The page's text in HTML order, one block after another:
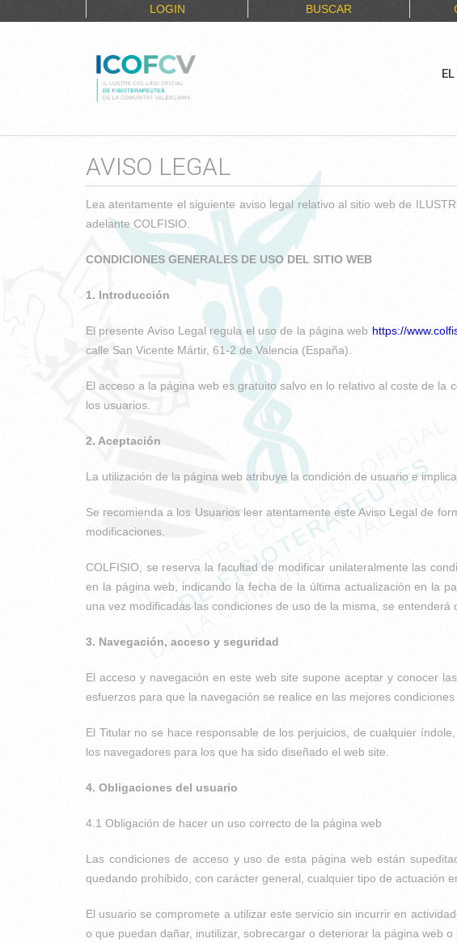
LOGIN BUSCAR
AVISO LEGAL
Lea atentamente el siguiente aviso legal relativo al sitio web de
adelante COLFISIO.
CONDICIONES GENERALES DE USO DEL SITIO WEB
1. Introducción
El presente Aviso Legal regula el uso de la página web https://
calle San Vicente Mártir, 61-2 de Valencia (España).
El acceso a la página web es gratuito salvo en lo relativo al coste de
los usuarios.
2. Aceptación
La utilización de la página web atribuye la condición de usuario e
Se recomienda a los Usuarios leer atentamente este Aviso Legal de
modificaciones.
COLFISIO, se reserva la facultad de modificar unilateralmente las
en la página web, indicando la fecha de la última actualización en la
una vez modificadas las condiciones de uso de la misma, se
3. Navegación, acceso y seguridad
El acceso y navegación en este web site supone aceptar y conocer
esfuerzos para que la navegación se realice en las mejores
El Titular no se hace responsable de los perjuicios, de cualquier
los navegadores para los que ha sido diseñado el web site.
4. Obligaciones del usuario
4.1 Obligación de hacer un uso correcto de la página web
Las condiciones de acceso y uso de esta página web están
quedando prohibido, con carácter general, cualquier tipo de actuación
El usuario se compromete a utilizar este servicio sin incurrir en
o que puedan dañar, inutilizar, sobrecargar o deteriorar la página web